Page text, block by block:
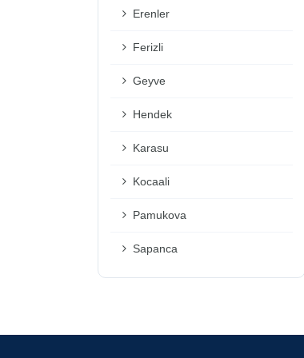
Erenler
Ferizli
Geyve
Hendek
Karasu
Kocaali
Pamukova
Sapanca